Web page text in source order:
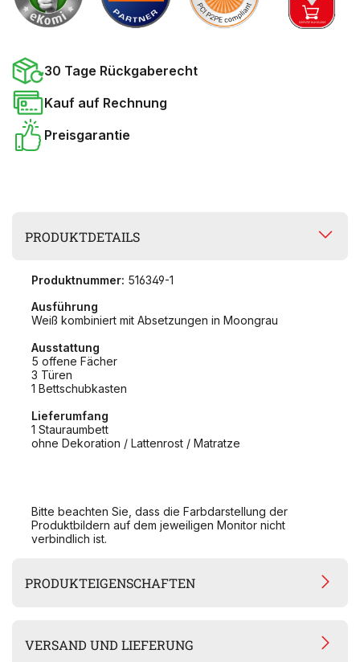
30 Tage Rückgaberecht
Kauf auf Rechnung
Preisgarantie
PRODUKTDETAILS
Produktnummer: 516349-1
Ausführung
Weiß kombiniert mit Absetzungen in Moongrau
Ausstattung
5 offene Fächer
3 Türen
1 Bettschubkasten
Lieferumfang
1 Stauraumbett
ohne Dekoration / Lattenrost / Matratze
Bitte beachten Sie, dass die Farbdarstellung der
Produktbildern auf dem jeweiligen Monitor nicht
verbindlich ist.
PRODUKTEIGENSCHAFTEN
VERSAND UND LIEFERUNG